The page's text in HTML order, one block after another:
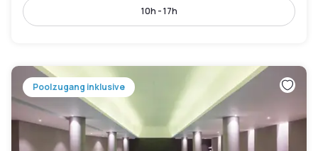
10h - 17h
Poolzugang inklusive